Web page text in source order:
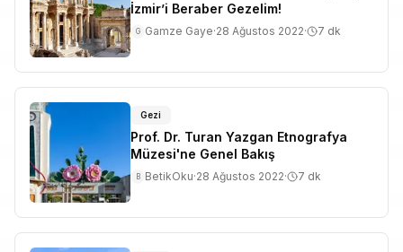
İzmir’i Beraber Gezelim!
G Gamze Gaye·28 Ağustos 2022· 7 dk
Gezi
Prof. Dr. Turan Yazgan Etnografya
Müzesi'ne Genel Bakış
B BetikOku·28 Ağustos 2022· 7 dk